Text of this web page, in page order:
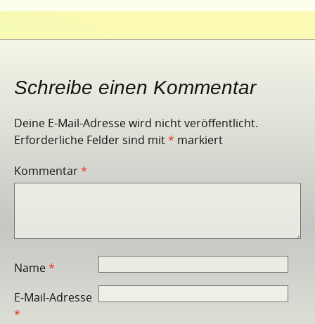
Schreibe einen Kommentar
Deine E-Mail-Adresse wird nicht veröffentlicht.
Erforderliche Felder sind mit* markiert
Kommentar*
Name*
E-Mail-Adresse
*